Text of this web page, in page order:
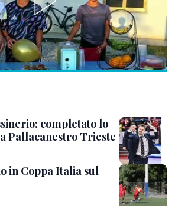
completato lo
Pallacanestro Trieste
in Coppa Italia sul